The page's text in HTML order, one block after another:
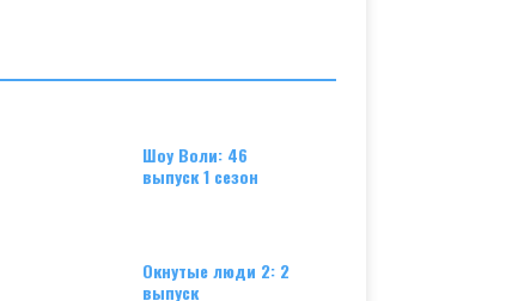
Шоу Воли: 46
выпуск 1 сезон
Окнутые люди 2: 2
выпуск